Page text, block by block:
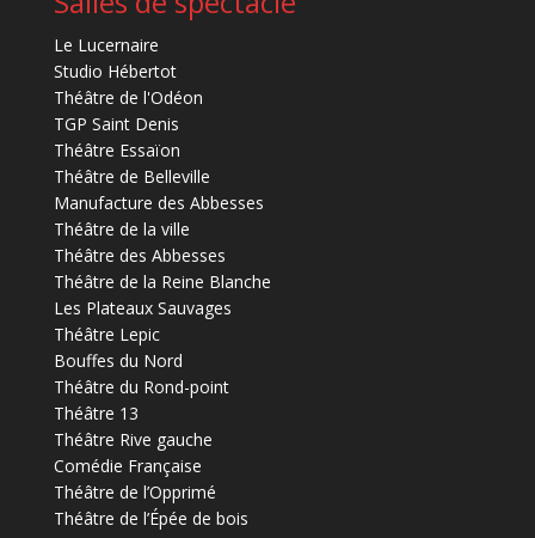
Le Lucernaire
Studio Hébertot
Théâtre de l'Odéon
TGP Saint Denis
Théâtre Essaïon
Théâtre de Belleville
Manufacture des Abbesses
Théâtre de la ville
Théâtre des Abbesses
Théâtre de la Reine Blanche
Les Plateaux Sauvages
Théâtre Lepic
Bouffes du Nord
Théâtre du Rond-point
Théâtre 13
Théâtre Rive gauche
Comédie Française
Théâtre de l’Opprimé
Théâtre de l’Épée de bois